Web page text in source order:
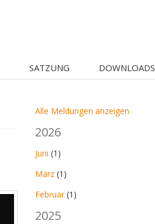
SATZUNG DOWNLOADS
Alle Meldungen anzeigen
2026
Juni (1)
März (1)
Februar(1)
2025